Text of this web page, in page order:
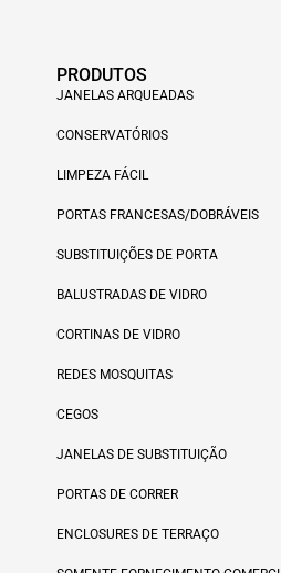
PRODUTOS
JANELAS ARQUEADAS
CONSERVATÓRIOS
LIMPEZA FÁCIL
PORTAS FRANCESAS/DOBRÁVEIS
SUBSTITUIÇÕES DE PORTA
BALUSTRADAS DE VIDRO
CORTINAS DE VIDRO
REDES MOSQUITAS
CEGOS
JANELAS DE SUBSTITUIÇÃO
PORTAS DE CORRER
ENCLOSURES DE TERRAÇO